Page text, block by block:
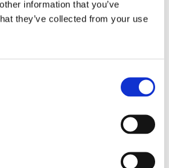
information that you’ve
they’ve collected from your use
Helsinki➜
muodostuu?